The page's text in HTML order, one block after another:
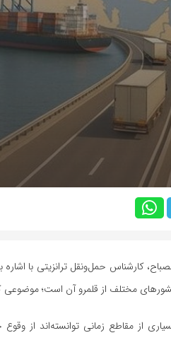
کارشناس حمل‌ونقل ترانزیتی با
مختلف از قلمرو آن است؛
از مقاطع زمانی توانسته‌اند از